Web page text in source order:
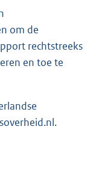
om de
rechtstreeks
en toe te